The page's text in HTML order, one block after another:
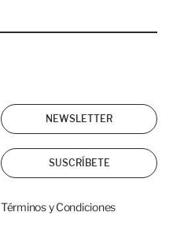
NEWSLETTER
SUSCRÍBETE
Términos y Condiciones